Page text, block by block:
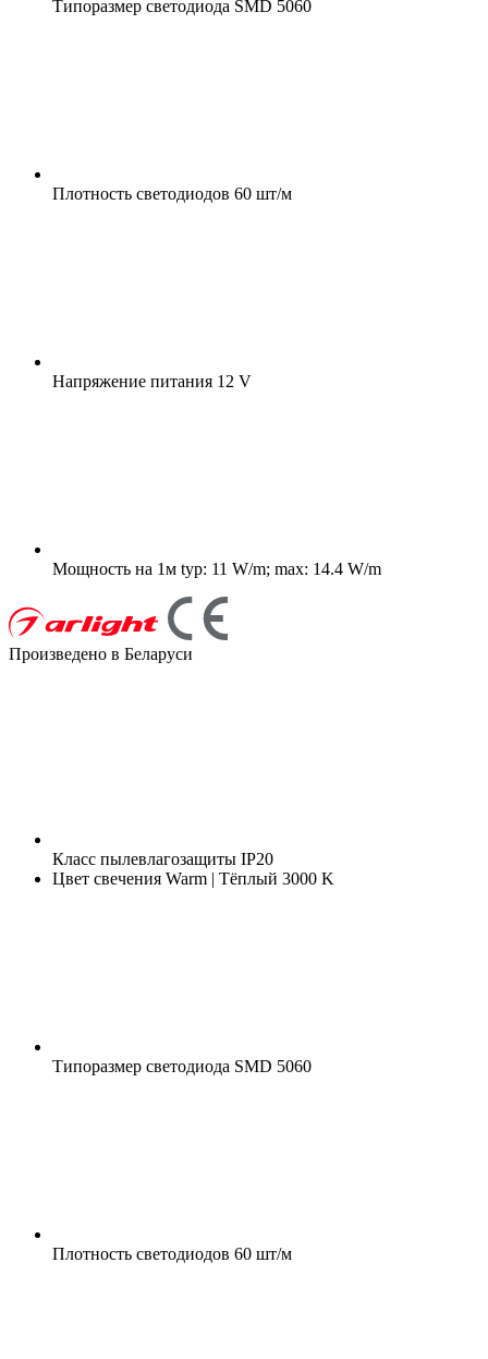
Типоразмер светодиода SMD 5060
Плотность светодиодов 60 шт/м
Напряжение питания 12 V
Мощность на 1м typ: 11 W/m; max: 14.4 W/m
Произведено в Беларуси
Класс пылевлагозащиты IP20
Цвет свечения Warm | Тёплый 3000 K
Типоразмер светодиода SMD 5060
Плотность светодиодов 60 шт/м